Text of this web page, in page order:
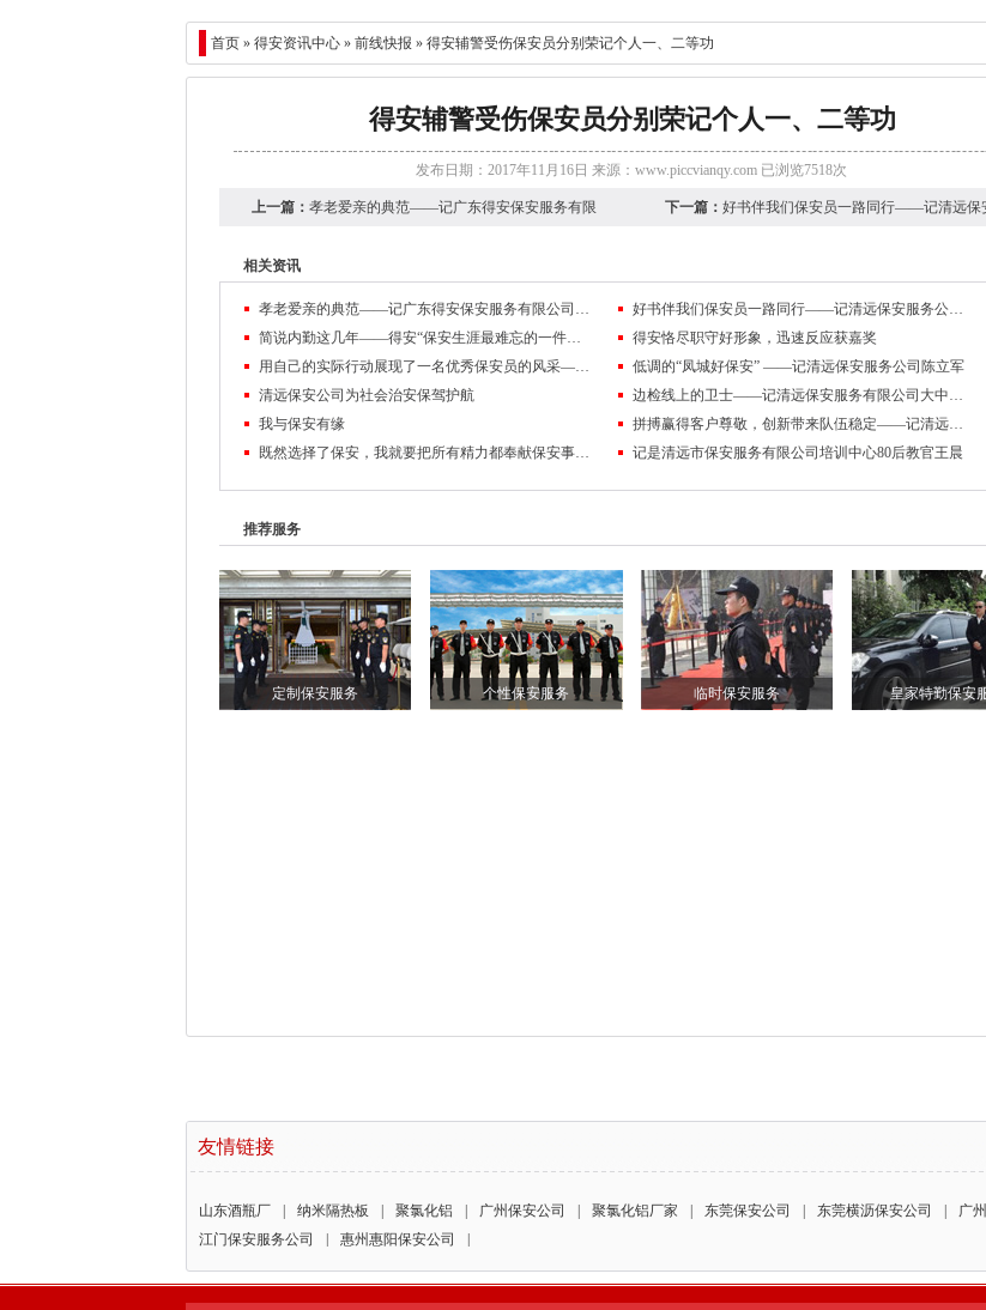
首页 » 得安资讯中心» 前线快报 » 得安辅警受伤保安员分别荣记个人一、二等功
得安辅警受伤保安员分别荣记个人一、二等功
发布日期：2017年11月16日 来源：www.piccvianqy.com 已浏览7518次
上一篇：孝老爱亲的典范——记广东得安保安服务有限 下一篇：好书伴我们保安员一路同行——记清远保
相关资讯
孝老爱亲的典范——记广东得安保安服务有限公司清远分公司保安员王伟生
好书伴我们保安员一路同行——记清远保安服务公司2017年第三季度征文大赛三等奖
简说内勤这几年——得安“保安生涯最难忘的一件事”有奖征文大赛作品鉴赏
得安恪尽职守好形象，迅速反应获嘉奖
用自己的实际行动展现了一名优秀保安员的风采——记清远保安服务有限公司杨伟杰
低调的“凤城好保安” ——记清远保安服务公司陈立军
清远保安公司为社会治安保驾护航
边检线上的卫士——记清远保安服务有限公司大中集团保安队
我与保安有缘
拼搏赢得客户尊敬，创新带来队伍稳定——记清远保安公司保安员许成志
既然选择了保安，我就要把所有精力都奉献保安事业——记清远保安服务公司驻华能电厂中队长陈阳清
记是清远市保安服务有限公司培训中心80后教官王晨
推荐服务
定制保安服务 个性保安服务 临时保安服务 皇家特勤保安
友情链接
山东酒瓶厂 纳米隔热板 聚氯化铝 广州保安公司 聚氯化铝厂家 东莞保安公司 东莞横沥保安公司 广
江门保安服务公司
惠州惠阳保安公司